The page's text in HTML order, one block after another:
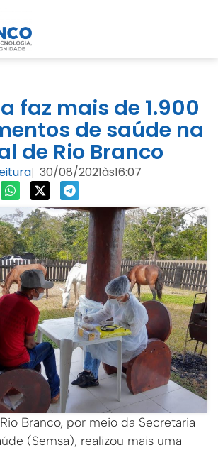
faz mais de 1.900
de saúde na
de Rio Branco
| 30/08/2021às16:07
Branco, por meio da Secretaria
(Semsa), realizou mais uma